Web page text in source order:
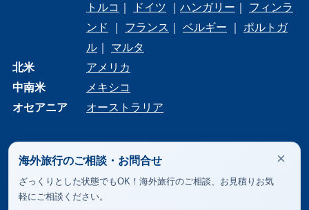
×
海外旅行のご相談・お問合せ
ざっくりとした状態でもOK！海外旅行のご相談、お見積りお気
軽にご相談ください。
トルコ
ドイツ ハンガリー
フィンラ
ンド
フランス ベルギー
ポルトガ
ル｜ マルタ
北米
アメリカ
中南米
メキシコ
オセアニア
オーストラリア